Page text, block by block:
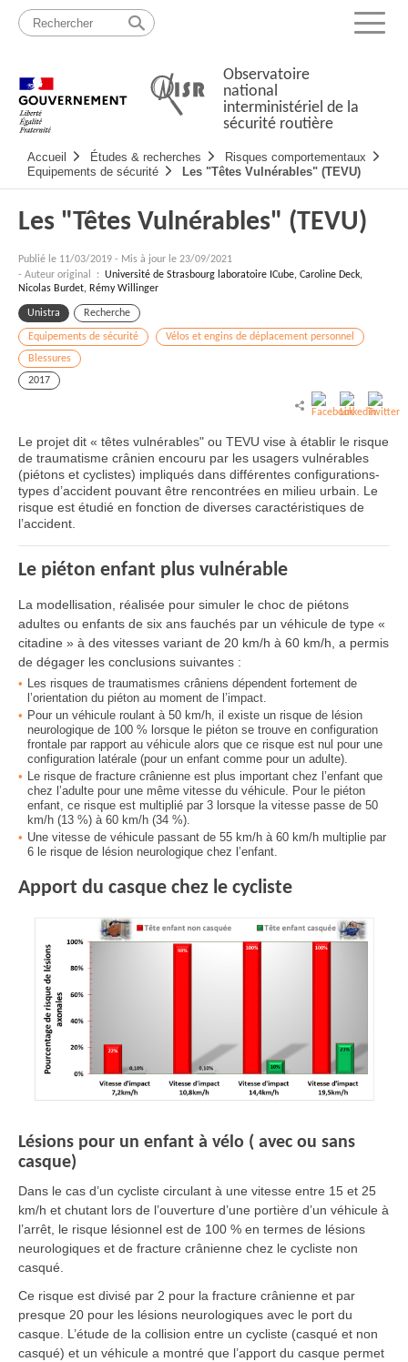
Passer
contenu
Menu
Observatoire
national
interministériel de la
sécurité routière
principale
Accueil Études & recherches
Risques comportementaux
Equipements de sécurité
Les "Têtes Vulnérables" (TEVU)
Les "Têtes Vulnérables" (TEVU)
Publié le 11/03/2019 - Mis à jour le 23/09/2021
- Auteur original : Université de Strasbourg laboratoire ICube, Caroline Deck,
Nicolas Burdet, Rémy Willinger
Unistra Recherche
Equipements de sécurité
Vélos et engins de déplacement personnel
Blessures
2017
Le projet dit « têtes vulnérables" ou TEVU vise à établir le risque
de traumatisme crânien encouru par les usagers vulnérables
(piétons et cyclistes) impliqués dans différentes configurations-
types d’accident pouvant être rencontrées en milieu urbain. Le
risque est étudié en fonction de diverses caractéristiques de
l’accident.
Le piéton enfant plus vulnérable
La modellisation, réalisée pour simuler le choc de piétons
adultes ou enfants de six ans fauchés par un véhicule de type «
citadine » à des vitesses variant de 20 km/h à 60 km/h, a permis
de dégager les conclusions suivantes :
Les risques de traumatismes crâniens dépendent fortement de
l’orientation du piéton au moment de l’impact.
Pour un véhicule roulant à 50 km/h, il existe un risque de lésion
neurologique de 100 % lorsque le piéton se trouve en configuration
frontale par rapport au véhicule alors que ce risque est nul pour une
configuration latérale (pour un enfant comme pour un adulte).
Le risque de fracture crânienne est plus important chez l’enfant que
chez l’adulte pour une même vitesse du véhicule. Pour le piéton
enfant, ce risque est multiplié par 3 lorsque la vitesse passe de 50
km/h (13 %) à 60 km/h (34 %).
Une vitesse de véhicule passant de 55 km/h à 60 km/h multiplie par
6 le risque de lésion neurologique chez l’enfant.
Apport du casque chez le cycliste
Lésions pour un enfant à vélo ( avec ou sans
casque)
Dans le cas d’un cycliste circulant à une vitesse entre 15 et 25
km/h et chutant lors de l’ouverture d’une portière d’un véhicule à
l’arrêt, le risque lésionnel est de 100 % en termes de lésions
neurologiques et de fracture crânienne chez le cycliste non
casqué.
Ce risque est divisé par 2 pour la fracture crânienne et par
presque 20 pour les lésions neurologiques avec le port du
casque. L’étude de la collision entre un cycliste (casqué et non
casqué) et un véhicule a montré que l’apport du casque permet